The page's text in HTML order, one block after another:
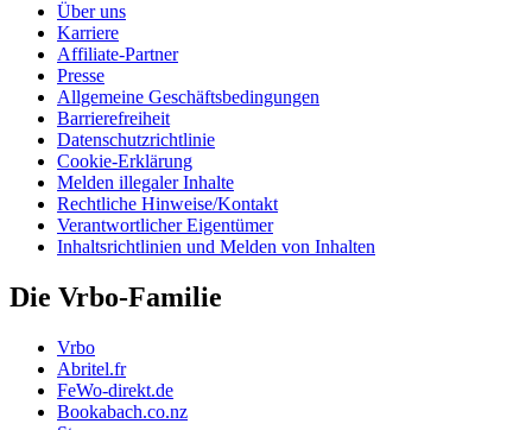
Über uns
Karriere
Affiliate-Partner
Presse
Allgemeine Geschäftsbedingungen
Barrierefreiheit
Datenschutzrichtlinie
Cookie-Erklärung
Melden illegaler Inhalte
Rechtliche Hinweise/Kontakt
Verantwortlicher Eigentümer
Inhaltsrichtlinien und Melden von Inhalten
Die Vrbo-Familie
Vrbo
Abritel.fr
FeWo-direkt.de
Bookabach.co.nz